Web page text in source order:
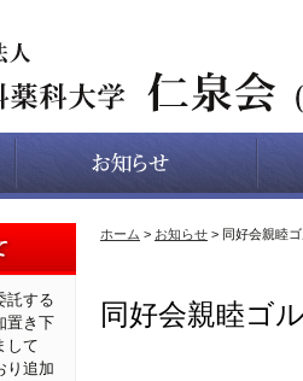
ホーム > お知らせ > 同好会親睦
同好会親睦ゴ
託する
置き下
して
り追加